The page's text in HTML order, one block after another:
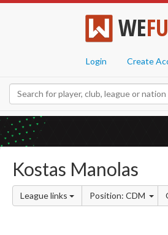
WE
Login Create
Kostas Manolas
League links Position: CDM